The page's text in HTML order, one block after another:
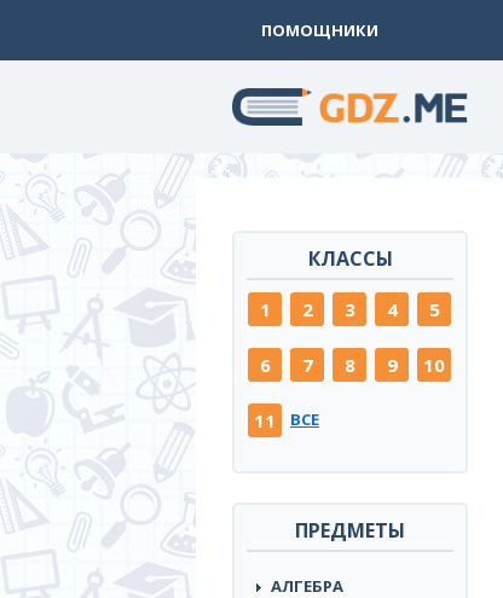
ПОМОЩНИКИ
КЛАССЫ
1 2 3 4 5
6 7 8 9 10
11 ВСЕ
ПРЕДМЕТЫ
АЛГЕБРА